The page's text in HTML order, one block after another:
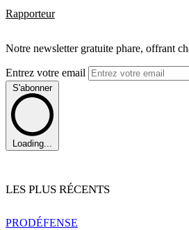
Rapporteur
Notre newsletter gratuite phare, offrant
Entrez votre email
S'abonner
Loading...
LES PLUS RÉCENTS
PRODÉFENSE